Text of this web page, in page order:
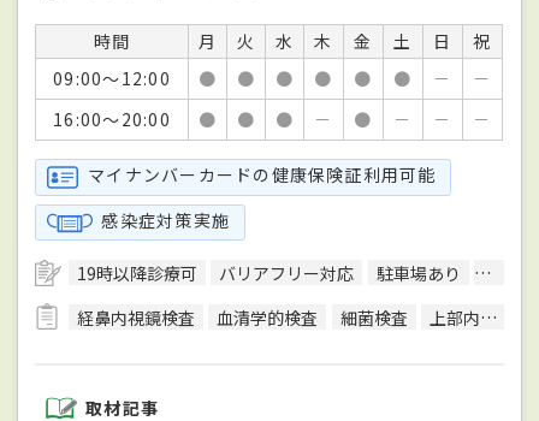
時間 月 火 水 木 金 土 日
祝
09:00～12:00
● ● ● ● ● ● －
－
16:00～20:00
● ● ● － ● － － －
マイナンバーカードの健康保険証利用可能
感染症対策実施
19時以降診療可 バリアフリー対応 駐車場あり
エレベ
経鼻内視鏡検査
血清学的検査 細菌検査 上部内視鏡検査
取材記事